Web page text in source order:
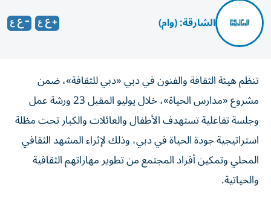
الشارقة: (وام)
تنظم هيئة الثقافة والفنون في دبي «دبي للثقافة»، ضمن
مشروع «مدارس الحياة»، خلال يوليو المقبل 23 ورشة عمل
وجلسة تفاعلية تستهدف الأطفال والعائلات والكبار تحت مظلة
استراتيجية جودة الحياة في دبي، وذلك لإثراء المشهد الثقافي
المحلي وتمكين أفراد المجتمع من تطوير مهاراتهم الثقافية
والحياتية.